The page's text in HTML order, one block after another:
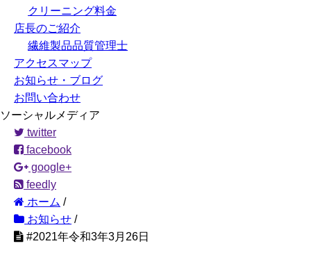
クリーニング料金
店長のご紹介
繊維製品品質管理士
アクセスマップ
お知らせ・ブログ
お問い合わせ
ソーシャルメディア
twitter
facebook
google+
feedly
ホーム /
お知らせ /
#2021年令和3年3月26日